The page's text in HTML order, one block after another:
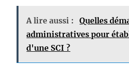
A lire aussi :
Quelles
administratives pour
d'une SCI ?